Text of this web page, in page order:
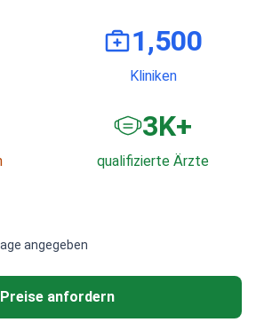
1,500
Kliniken
3K+
qualifizierte Ärzte
angegeben
Preise anfordern